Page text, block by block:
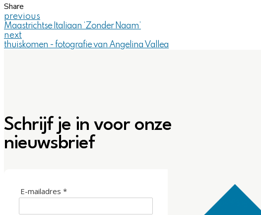
Share
previous
Maastrichtse Italiaan ‘Zonder Naam’
next
thuiskomen - fotografie van Angelina Vallea
Schrijf je in voor onze
nieuwsbrief
E-mailadres *